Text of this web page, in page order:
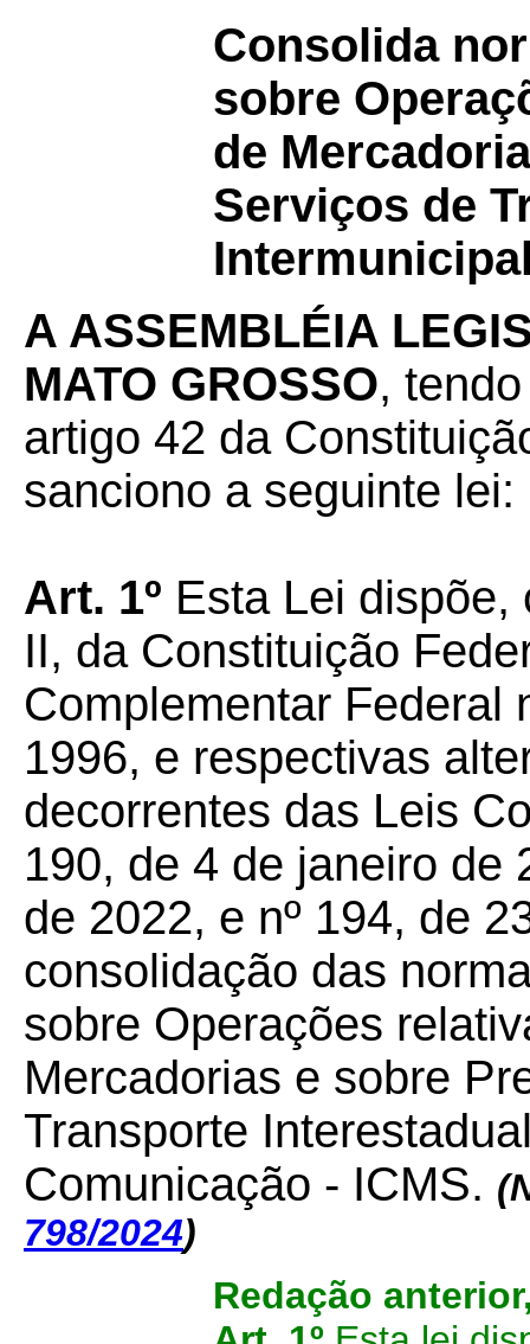
Consolida
sobre
de
Serviços de
A ASSEMBLÉIA
MATO GROSSO,
artigo 42 da
sanciono a seguinte lei:
Art. 1º Esta Lei dispõe,
II, da Constituição
Complementar Federal
1996, e respectivas
decorrentes das Leis
190, de 4 de janeiro de
de 2022, e nº 194, de
consolidação das
sobre Operações
Mercadorias e sobre
Transporte
Comunicação - ICMS.
798/2024)
Redação